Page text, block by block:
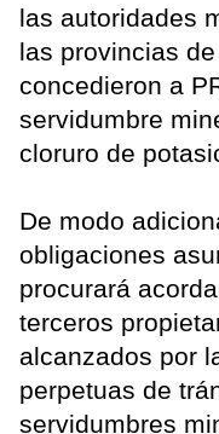
las autoridades
las provincias
concedieron a
servidumbre
cloruro de
De modo
obligaciones
procurará
terceros
alcanzados por
perpetuas de
servidumbres